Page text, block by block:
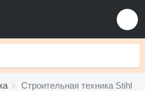
Строительная техника Stihl